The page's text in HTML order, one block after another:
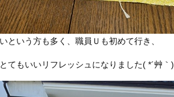
という方も多く、職員Ｕも初めて行き、
てもいいリフレッシュになりました( *´艸｀)